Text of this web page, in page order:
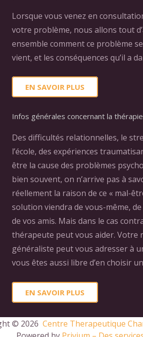
Lorsque vous venez en
votre problème, nous allons tout
ensemble comment ce problème
vient, et les conséquences qu’il a
EN SAVOIR PLUS
Infos générales concernant la thérapie
Des difficultés relationnelles, le
l’école, des expériences
être la cause des problèmes
bien souvent, on n’arrive pas à
réellement la raison de ce « mal-
solution viendra de vous-même,
de vos amis. Mais dans le cas
thérapeute peut vous aider. Votre
généraliste peut vous adresser à
vous êtes aussi libre d’en choisir
EN SAVOIR PLUS
© 2026 Centre Therapeutique